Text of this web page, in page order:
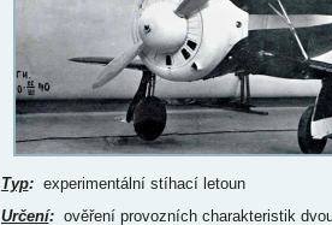
Typ:experimentální stíhací letoun
Určení:ověření provozních charakteristik